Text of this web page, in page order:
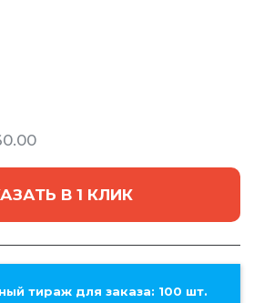
В 1 КЛИК
тираж для заказа: 100 шт.